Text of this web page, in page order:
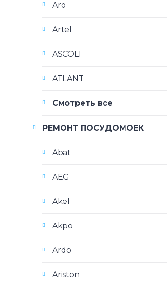
Aro
Artel
ASCOLI
ATLANT
Смотреть все
РЕМОНТ ПОСУДОМОЕК
Abat
AEG
Akel
Akpo
Ardo
Ariston